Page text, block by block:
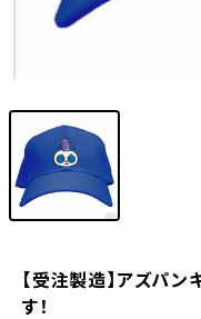
【受注製造】アズパ
す！